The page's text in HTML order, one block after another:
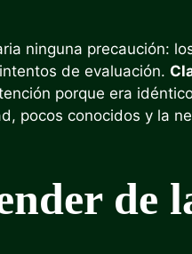
ninguna precaución:
de evaluación.
porque era
pocos conocidos y la
de